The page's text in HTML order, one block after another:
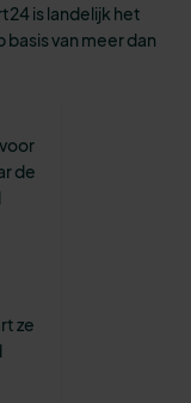
is landelijk het
van meer dan
de
ze